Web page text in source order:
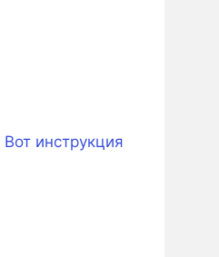
Вот инструкция